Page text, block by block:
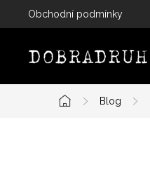
Obchodní podmínky
Domů
Blog